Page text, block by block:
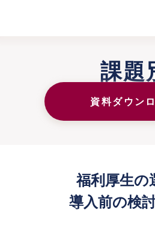
課題
資料ダウン
福利厚生の
導入前の検